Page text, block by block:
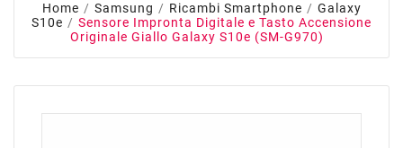
Home Samsung Ricambi Smartphone
Galaxy
S10e
Sensore Impronta Digitale e Tasto Accensione
Originale Giallo Galaxy S10e (SM-G970)